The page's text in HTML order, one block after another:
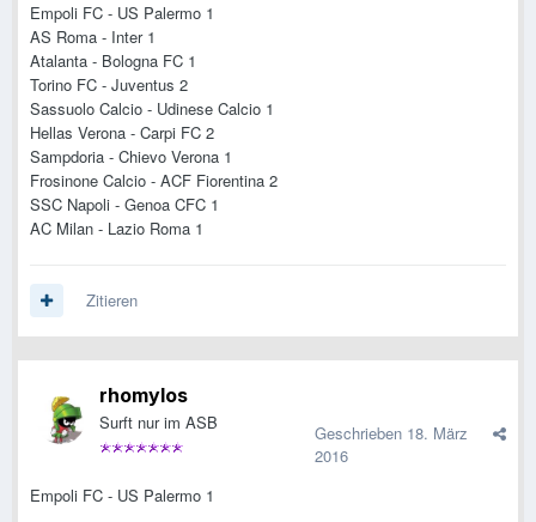
Empoli FC - US Palermo 1
AS Roma - Inter 1
Atalanta - Bologna FC 1
Torino FC - Juventus 2
Sassuolo Calcio - Udinese Calcio 1
Hellas Verona - Carpi FC 2
Sampdoria - Chievo Verona 1
Frosinone Calcio - ACF Fiorentina 2
SSC Napoli - Genoa CFC 1
AC Milan - Lazio Roma 1
Zitieren
rhomylos
Surft nur im ASB Geschrieben 18. März
2016
Empoli FC - US Palermo 1